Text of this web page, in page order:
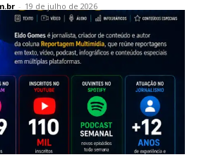
- 19 de julho de 2026